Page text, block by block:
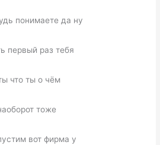
понимаете да ну
первый раз тебя
что ты о чём
тоже
вот фирма у